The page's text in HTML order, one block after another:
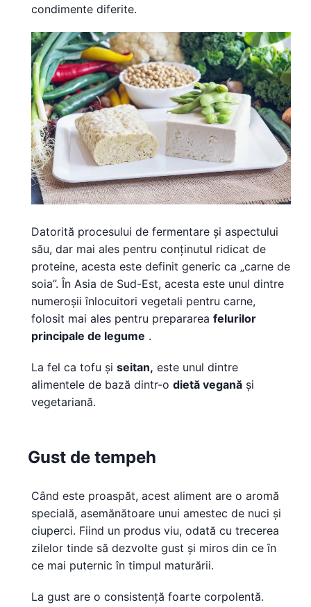
condimente diferite.
Datorită procesului de fermentare și aspectului
său, dar mai ales pentru conținutul ridicat de
proteine, acesta este definit generic ca „carne de
soia”. În Asia de Sud-Est, acesta este unul dintre
numeroșii înlocuitori vegetali pentru carne,
folosit mai ales pentru prepararea felurilor
principale de legume .
La fel ca tofu și seitan, este unul dintre
alimentele de bază dintr-o dietă vegană și
vegetariană.
Gust de tempeh
Când este proaspăt, acest aliment are o aromă
specială, asemănătoare unui amestec de nuci și
ciuperci. Fiind un produs viu, odată cu trecerea
zilelor tinde să dezvolte gust și miros din ce în
ce mai puternic în timpul maturării.
La gust are o consistență foarte corpolentă.